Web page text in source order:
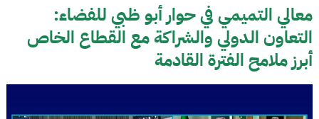
معالي التميمي في حوار أبو ظبي للفضاء:
التعاون الدولي والشراكة مع القطاع الخاص
أبرز ملامح الفترة القادمة